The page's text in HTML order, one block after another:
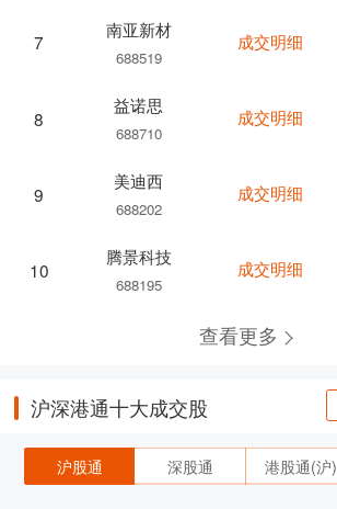
7
南亚新材
688519
8
益诺思
688710
9
美迪西
688202
10
腾景科技
688195
成交明细
成交明细
成交明细
成交明细
查看更多
沪深港通十大成交股
沪股通 深股通 港股通(沪)